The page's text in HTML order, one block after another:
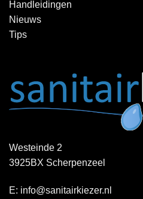
Handleidingen
Nieuws
Tips
Westeinde 2
3925BX Scherpenzeel
E: info@sanitairkiezer.nl